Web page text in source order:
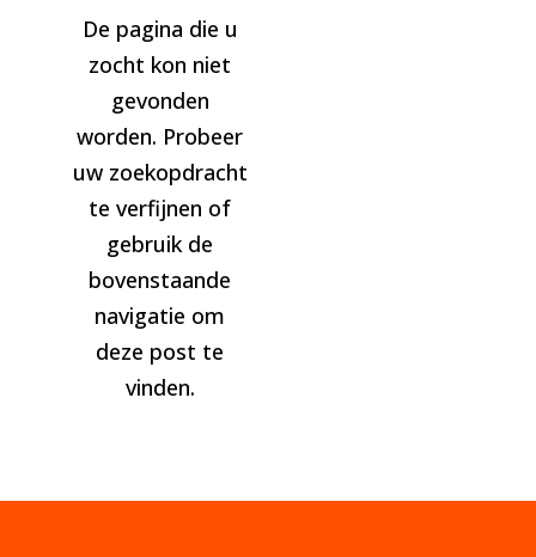
De pagina die u
zocht kon niet
gevonden
worden. Probeer
uw zoekopdracht
te verfijnen of
gebruik de
bovenstaande
navigatie om
deze post te
vinden.